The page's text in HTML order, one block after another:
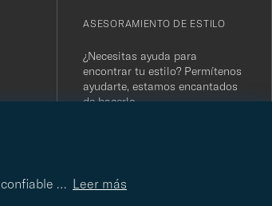
… Leer más
ASESORAMIENTO DE ESTILO
¿Necesitas ayuda para
encontrar tu estilo? Permítenos
ayudarte, estamos encantados
de hacerlo